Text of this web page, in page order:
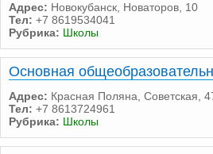
Адрес: Новокубанск, Новаторов, 10
Тел: +7 8619534041
Рубрика: Школы
Основная
Адрес: Красная Поляна, Советская,
Тел: +7 8613724961
Рубрика: Школы